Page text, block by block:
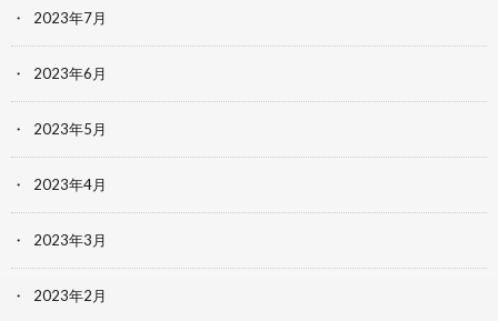
2023年7月
2023年6月
2023年5月
2023年4月
2023年3月
2023年2月